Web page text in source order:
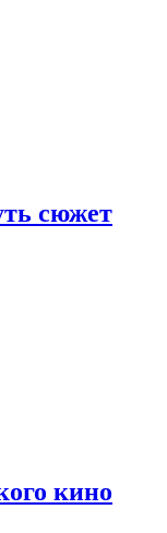
сюжет
кино